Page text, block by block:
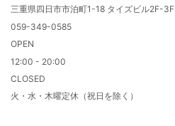
三重県四日市市泊町1-18 タイズビル2F-3F
059-349-0585
OPEN
12:00 - 20:00
CLOSED
火・水・木曜定休（祝日を除く）